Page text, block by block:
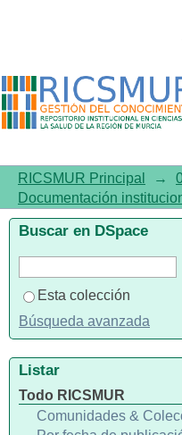
Listar
RICSMUR Principal →
Documentación
Buscar en DSpace
Esta colección
Búsqueda avanzada
Listar
Todo RICSMUR
Comunidades &